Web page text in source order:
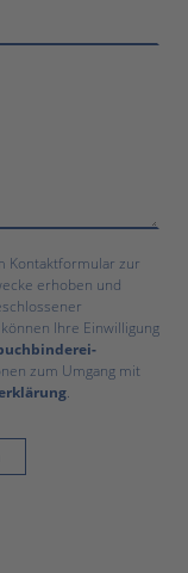
Kontaktformular zur
erhoben und
Ihre Einwilligung
zum Umgang mit
.